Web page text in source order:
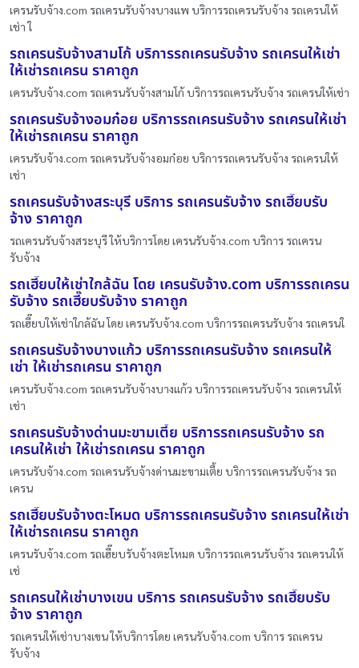
เครนรับจ้าง.com รถเครนรับจ้างบางแพ บริการรถเครนรับจ้าง รถเครนให้
เช่า ใ
รถเครนรับจ้างสามโก้ บริการรถเครนรับจ้าง รถเครนให้เช่า
ให้เช่ารถเครน ราคาถูก
เครนรับจ้าง.com รถเครนรับจ้างสามโก้ บริการรถเครนรับจ้าง รถเครนให้เช่า
รถเครนรับจ้างอมก๋อย บริการรถเครนรับจ้าง รถเครนให้เช่า
ให้เช่ารถเครน ราคาถูก
เครนรับจ้าง.com รถเครนรับจ้างอมก๋อย บริการรถเครนรับจ้าง รถเครนให้
เช่า
รถเครนรับจ้างสระบุรี บริการ รถเครนรับจ้าง รถเฮี๊ยบรับ
จ้าง ราคาถูก
รถเครนรับจ้างสระบุรี ให้บริการโดย เครนรับจ้าง.com บริการ รถเครน
รับจ้าง
รถเฮี๊ยบให้เช่าใกล้ฉัน โดย เครนรับจ้าง.com บริการรถเครน
รับจ้าง รถเฮี๊ยบรับจ้าง ราคาถูก
รถเฮี๊ยบให้เช่าใกล้ฉัน โดย เครนรับจ้าง.com บริการรถเครนรับจ้าง รถเครนใ
รถเครนรับจ้างบางแก้ว บริการรถเครนรับจ้าง รถเครนให้
เช่า ให้เช่ารถเครน ราคาถูก
เครนรับจ้าง.com รถเครนรับจ้างบางแก้ว บริการรถเครนรับจ้าง รถเครนให้
เช่า
รถเครนรับจ้างด่านมะขามเตี้ย บริการรถเครนรับจ้าง รถ
เครนให้เช่า ให้เช่ารถเครน ราคาถูก
เครนรับจ้าง.com รถเครนรับจ้างด่านมะขามเตี้ย บริการรถเครนรับจ้าง รถ
เครน
รถเฮี๊ยบรับจ้างตะโหมด บริการรถเครนรับจ้าง รถเครนให้เช่า
ให้เช่ารถเครน ราคาถูก
เครนรับจ้าง.com รถเฮี๊ยบรับจ้างตะโหมด บริการรถเครนรับจ้าง รถเครนให้
เช่
รถเครนให้เช่าบางเขน บริการ รถเครนรับจ้าง รถเฮี๊ยบรับ
จ้าง ราคาถูก
รถเครนให้เช่าบางเขน ให้บริการโดย เครนรับจ้าง.com บริการ รถเครน
รับจ้าง